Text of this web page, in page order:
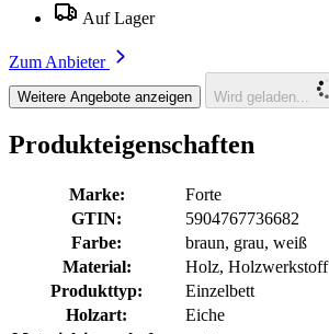
Auf Lager
Zum Anbieter
Weitere Angebote anzeigen Wird geladen...
Produkteigenschaften
Marke:
Forte
GTIN:
5904767736682
Farbe:
braun, grau, weiß
Material:
Holz, Holzwerkstoff
Produkttyp:
Einzelbett
Holzart:
Eiche